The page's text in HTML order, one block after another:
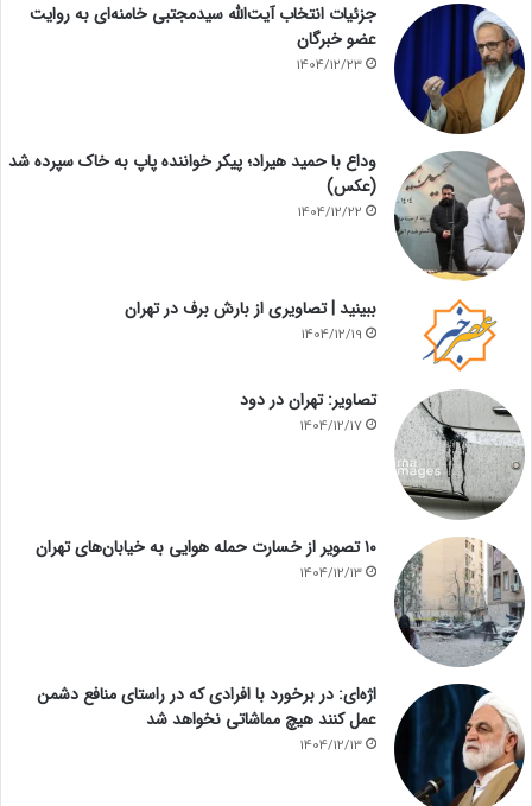
جزئیات انتخاب آیت‌الله سیدمجتبی خامنه‌ای به روایت
عضو خبرگان
1404/12/23
وداع با حمید هیراد؛ پیکر خواننده پاپ به خاک سپرده شد
(عکس)
1404/12/22
ببینید | تصاویری از بارش برف در تهران
1404/12/19
تصاویر: تهران در دود
1404/12/17
۱۰ تصویر از خسارت حمله هوایی به خیابان‌های تهران
1404/12/13
اژه‌ای: در برخورد با افرادی که در راستای منافع دشمن
عمل کنند هیچ مماشاتی نخواهد شد
1404/12/13